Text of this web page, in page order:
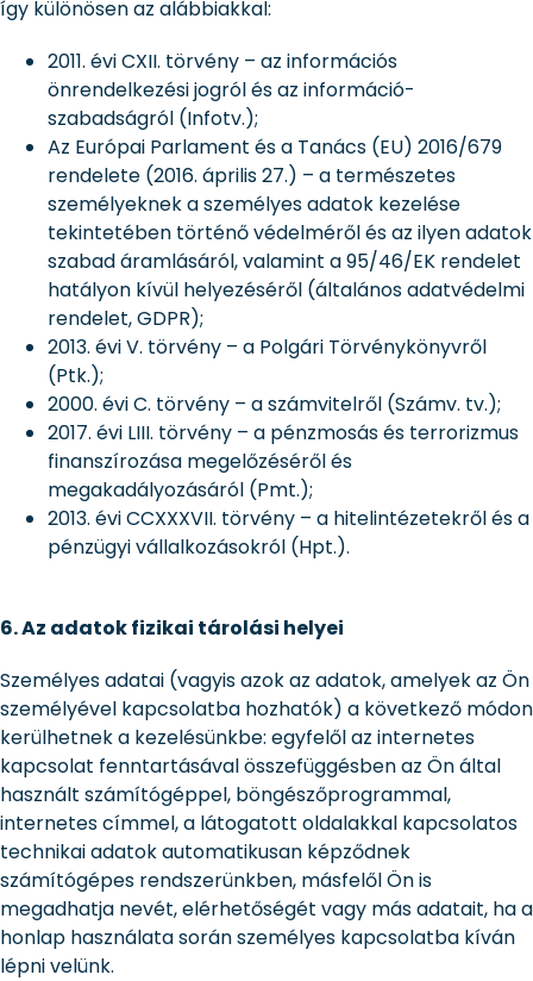
így különösen az alábbiakkal:
2011. évi CXII. törvény – az információs
önrendelkezési jogról és az információ-
szabadságról (Infotv.);
Az Európai Parlament és a Tanács (EU) 2016/679
rendelete (2016. április 27.) – a természetes
személyeknek a személyes adatok kezelése
tekintetében történő védelméről és az ilyen adatok
szabad áramlásáról, valamint a 95/46/EK rendelet
hatályon kívül helyezéséről (általános adatvédelmi
rendelet, GDPR);
2013. évi V. törvény – a Polgári Törvénykönyvről
(Ptk.);
2000. évi C. törvény – a számvitelről (Számv. tv.);
2017. évi LIII. törvény – a pénzmosás és terrorizmus
finanszírozása megelőzéséről és
megakadályozásáról (Pmt.);
2013. évi CCXXXVII. törvény – a hitelintézetekről és a
pénzügyi vállalkozásokról (Hpt.).
6. Az adatok fizikai tárolási helyei
Személyes adatai (vagyis azok az adatok, amelyek az Ön
személyével kapcsolatba hozhatók) a következő módon
kerülhetnek a kezelésünkbe: egyfelől az internetes
kapcsolat fenntartásával összefüggésben az Ön által
használt számítógéppel, böngészőprogrammal,
internetes címmel, a látogatott oldalakkal kapcsolatos
technikai adatok automatikusan képződnek
számítógépes rendszerünkben, másfelől Ön is
megadhatja nevét, elérhetőségét vagy más adatait, ha a
honlap használata során személyes kapcsolatba kíván
lépni velünk.